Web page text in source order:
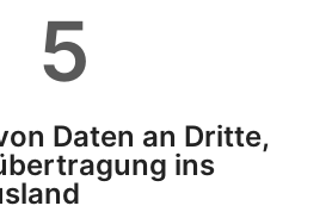
5
Daten an Dritte,
ins